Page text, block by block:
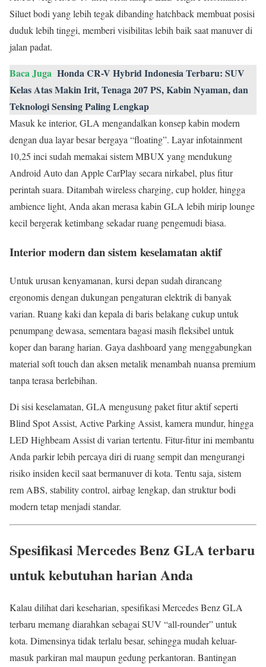
Siluet bodi yang lebih tegak dibanding hatchback membuat posisi
duduk lebih tinggi, memberi visibilitas lebih baik saat manuver di
jalan padat.
Baca Juga Honda CR-V Hybrid Indonesia Terbaru: SUV
Kelas Atas Makin Irit, Tenaga 207 PS, Kabin Nyaman, dan
Teknologi Sensing Paling Lengkap
Masuk ke interior, GLA mengandalkan konsep kabin modern
dengan dua layar besar bergaya “floating”. Layar infotainment
10,25 inci sudah memakai sistem MBUX yang mendukung
Android Auto dan Apple CarPlay secara nirkabel, plus fitur
perintah suara. Ditambah wireless charging, cup holder, hingga
ambience light, Anda akan merasa kabin GLA lebih mirip lounge
kecil bergerak ketimbang sekadar ruang pengemudi biasa.
Interior modern dan sistem keselamatan aktif
Untuk urusan kenyamanan, kursi depan sudah dirancang
ergonomis dengan dukungan pengaturan elektrik di banyak
varian. Ruang kaki dan kepala di baris belakang cukup untuk
penumpang dewasa, sementara bagasi masih fleksibel untuk
koper dan barang harian. Gaya dashboard yang menggabungkan
material soft touch dan aksen metalik menambah nuansa premium
tanpa terasa berlebihan.
Di sisi keselamatan, GLA mengusung paket fitur aktif seperti
Blind Spot Assist, Active Parking Assist, kamera mundur, hingga
LED Highbeam Assist di varian tertentu. Fitur-fitur ini membantu
Anda parkir lebih percaya diri di ruang sempit dan mengurangi
risiko insiden kecil saat bermanuver di kota. Tentu saja, sistem
rem ABS, stability control, airbag lengkap, dan struktur bodi
modern tetap menjadi standar.
Spesifikasi Mercedes Benz GLA terbaru
untuk kebutuhan harian Anda
Kalau dilihat dari keseharian, spesifikasi Mercedes Benz GLA
terbaru memang diarahkan sebagai SUV “all-rounder” untuk
kota. Dimensinya tidak terlalu besar, sehingga mudah keluar-
masuk parkiran mal maupun gedung perkantoran. Bantingan